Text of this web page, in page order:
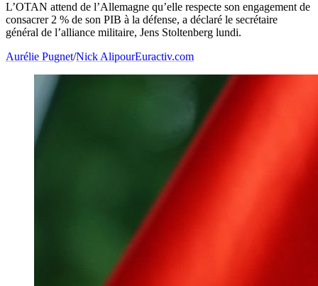
L’OTAN attend de l’Allemagne qu’elle respecte son engagement de
consacrer 2 % de son PIB à la défense, a déclaré le secrétaire
général de l’alliance militaire, Jens Stoltenberg lundi.
Aurélie Pugnet/Nick AlipourEuractiv.com